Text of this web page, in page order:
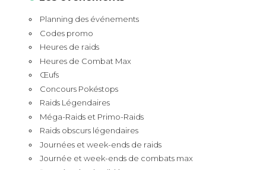
Planning des événements
Codes promo
Heures de raids
Heures de Combat Max
Œufs
Concours Pokéstops
Raids Légendaires
Méga-Raids et Primo-Raids
Raids obscurs légendaires
Journées et week-ends de raids
Journée et week-ends de combats max